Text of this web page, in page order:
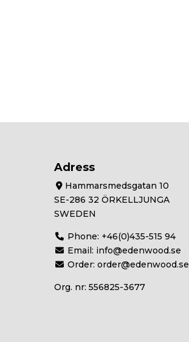
Adress
Hammarsmedsgatan 10
SE-286 32 ÖRKELLJUNGA
SWEDEN
Phone: +46(0)435-515 94
Email: info@edenwood.se
Order: order@edenwood.se
Org. nr: 556825-3677